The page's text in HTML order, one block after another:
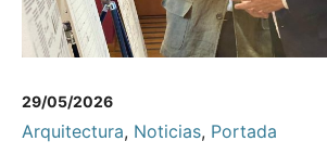
29/05/2026
Arquitectura, Noticias, Portada